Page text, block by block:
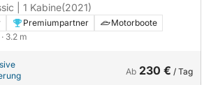
| 1 Kabine(2021)
Premiumpartner
Motorboote
· 3.2 m
Ab 230 € / Tag